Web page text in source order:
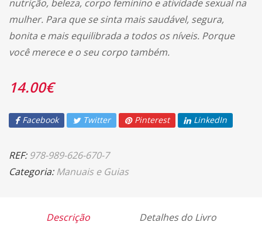
nutrição, beleza, corpo feminino e atividade sexual na
mulher. Para que se sinta mais saudável, segura,
bonita e mais equilibrada a todos os níveis. Porque
você merece e o seu corpo também.
14.00€
Facebook Twitter Pinterest LinkedIn
REF:978-989-626-670-7
Categoria:Manuais e Guias
Descrição Detalhes do Livro